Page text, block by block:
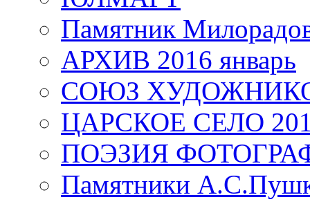
Памятник
АРХИВ 2016 январь
СОЮЗ
ЦАРСКОЕ СЕЛО
ПОЭЗИЯ
Памятники